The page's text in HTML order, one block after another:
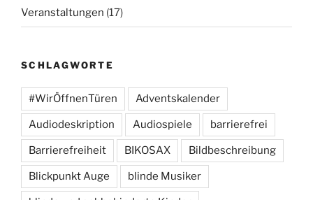
Veranstaltungen (17)
SCHLAGWORTE
#WirÖffnenTüren Adventskalender
Audiodeskription Audiospiele barrierefrei
Barrierefreiheit BIKOSAX Bildbeschreibung
Blickpunkt Auge blinde Musiker